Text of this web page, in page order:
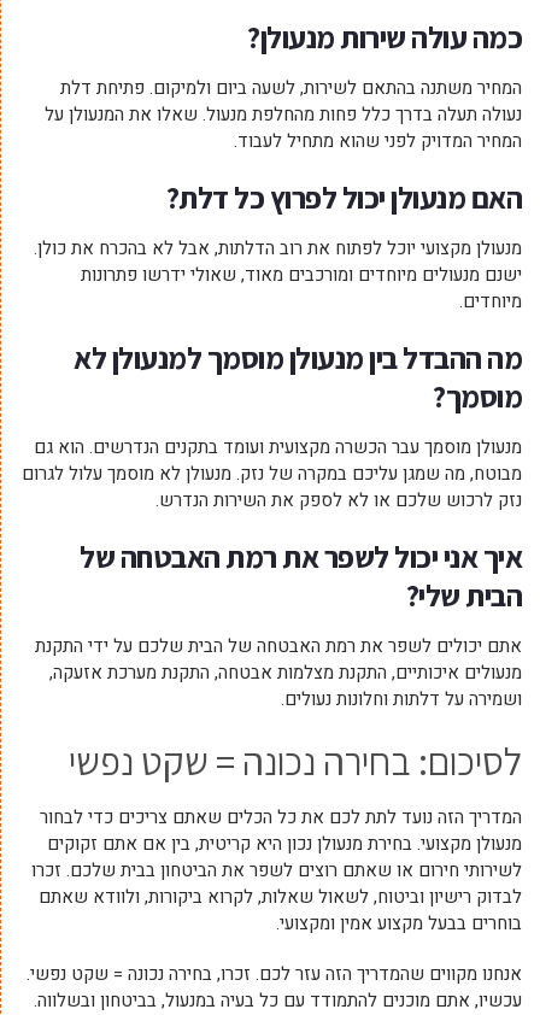
כמה עולה שירות מנעולן?
המחיר משתנה בהתאם לשירות, לשעה ביום ולמיקום. פתיחת דלת
נעולה תעלה בדרך כלל פחות מהחלפת מנעול. שאלו את המנעולן על
המחיר המדויק לפני שהוא מתחיל לעבוד.
האם מנעולן יכול לפרוץ כל דלת?
מנעולן מקצועי יוכל לפתוח את רוב הדלתות, אבל לא בהכרח את כולן.
ישנם מנעולים מיוחדים ומורכבים מאוד, שאולי ידרשו פתרונות
מיוחדים.
מה ההבדל בין מנעולן מוסמך למנעולן לא
מוסמך?
מנעולן מוסמך עבר הכשרה מקצועית ועומד בתקנים הנדרשים. הוא גם
מבוטח, מה שמגן עליכם במקרה של נזק. מנעולן לא מוסמך עלול לגרום
נזק לרכוש שלכם או לא לספק את השירות הנדרש.
איך אני יכול לשפר את רמת האבטחה של
הבית שלי?
אתם יכולים לשפר את רמת האבטחה של הבית שלכם על ידי התקנת
מנעולים איכותיים, התקנת מצלמות אבטחה, התקנת מערכת אזעקה,
ושמירה על דלתות וחלונות נעולים.
לסיכום: בחירה נכונה = שקט נפשי
המדריך הזה נועד לתת לכם את כל הכלים שאתם צריכים כדי לבחור
מנעולן מקצועי. בחירת מנעולן נכון היא קריטית, בין אם אתם זקוקים
לשירותי חירום או שאתם רוצים לשפר את הביטחון בבית שלכם. זכרו
לבדוק רישיון וביטוח, לשאול שאלות, לקרוא ביקורות, ולוודא שאתם
בוחרים בבעל מקצוע אמין ומקצועי.
אנחנו מקווים שהמדריך הזה עזר לכם. זכרו, בחירה נכונה = שקט נפשי.
עכשיו, אתם מוכנים להתמודד עם כל בעיה במנעול, בביטחון ובשלווה.